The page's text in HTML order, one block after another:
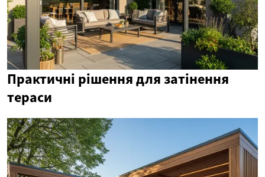
Практичні рішення для затінення
тераси